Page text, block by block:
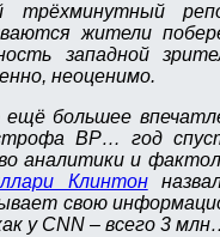
трёхминутный
жители
западной
неоценимо.
ещё большее
ВР… год
аналитики и
Клинтон
свою
у CNN – всего 3